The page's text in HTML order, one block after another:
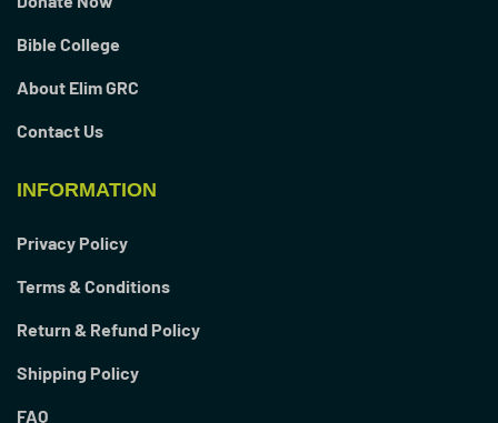
Bible College
About Elim GRC
Contact Us
INFORMATION
Privacy Policy
Terms & Conditions
Return & Refund Policy
Shipping Policy
FAQ